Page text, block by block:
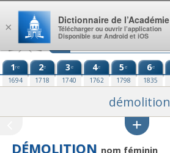
Aller au contenu
1re
1694
2e
1718
3e
1740
4e
1762
5e
1798
6e
1835
démolition
DÉMOLITION nom féminin
×
Dictionnaire de l’Académie
Télécharger ou ouvrir l’application
Disponible sur Android et iOS